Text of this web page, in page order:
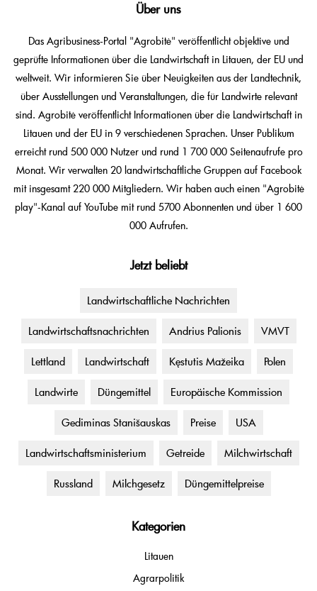
Über uns
Das Agribusiness-Portal "Agrobitė" veröffentlicht objektive und
geprüfte Informationen über die Landwirtschaft in Litauen, der EU und
weltweit. Wir informieren Sie über Neuigkeiten aus der Landtechnik,
über Ausstellungen und Veranstaltungen, die für Landwirte relevant
sind. Agrobitė veröffentlicht Informationen über die Landwirtschaft in
Litauen und der EU in 9 verschiedenen Sprachen. Unser Publikum
erreicht rund 500 000 Nutzer und rund 1 700 000 Seitenaufrufe pro
Monat. Wir verwalten 20 landwirtschaftliche Gruppen auf Facebook
mit insgesamt 220 000 Mitgliedern. Wir haben auch einen "Agrobitė
play"-Kanal auf YouTube mit rund 5700 Abonnenten und über 1 600
000 Aufrufen.
Jetzt beliebt
Landwirtschaftliche Nachrichten
Landwirtschaftsnachrichten Andrius Palionis VMVT
Lettland Landwirtschaft Kęstutis Mažeika Polen
Landwirte Düngemittel Europäische Kommission
Gediminas Stanišauskas Preise USA
Landwirtschaftsministerium Getreide Milchwirtschaft
Russland Milchgesetz Düngemittelpreise
Kategorien
Litauen
Agrarpolitik